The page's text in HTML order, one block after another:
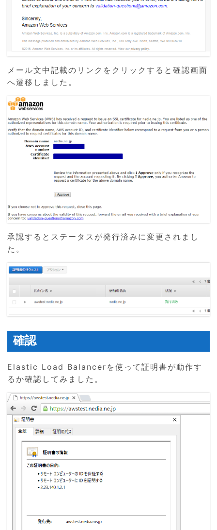
メール文中記載のリンクをクリックすると確認画面
へ遷移しました。
承認するとステータスが発行済みに変更されまし
た。
確認
Elastic Load Balancerを使って証明書が動作す
るか確認してみました。